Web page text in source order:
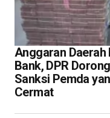
Anggaran Daerah
Bank, DPR
Sanksi Pemda
Cermat